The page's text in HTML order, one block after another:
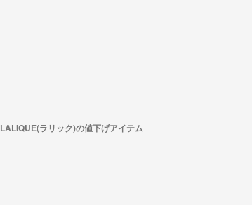
LALIQUE(ラリック)の値下げアイテム